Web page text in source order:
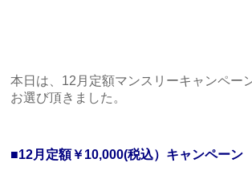
本日は、12月定額マンスリーキャンペー
お選び頂きました。
■12月定額￥10,000(税込）キャンペーン